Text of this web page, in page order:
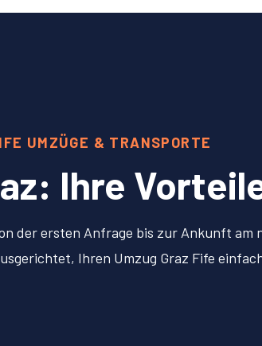
UMZÜGE & TRANSPORTE
Ihre
der ersten Anfrage bis zur Ankunft am
Ihren Umzug Graz Fife